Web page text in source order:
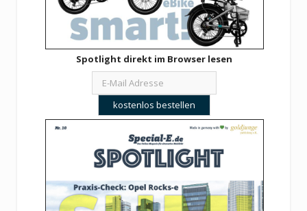
Spotlight direkt im Browser lesen